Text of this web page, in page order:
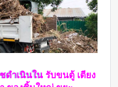
ดำเนินใน รับขนตู้ เตียง